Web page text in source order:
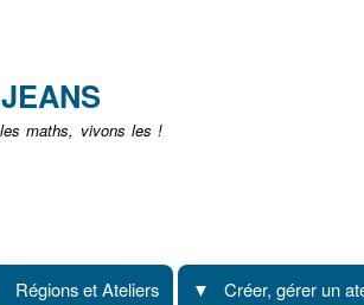
maths, vivons les !
Régions et Ateliers Créer, gérer un